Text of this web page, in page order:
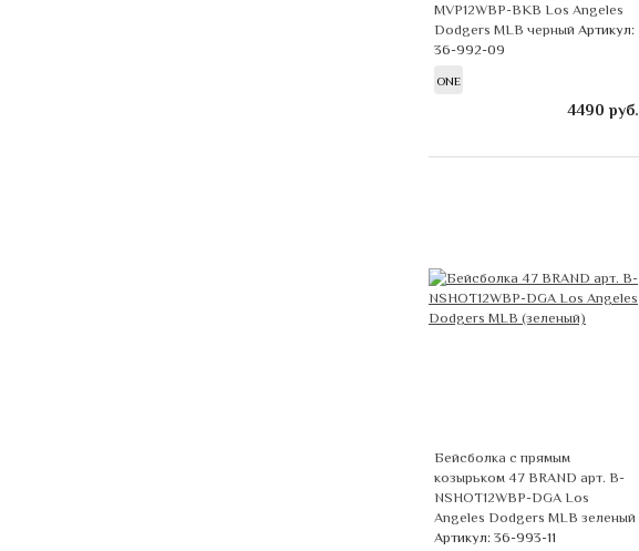
MVP12WBP-BKB Los Angeles
Dodgers MLB черный Артикул:
36-992-09
ONE
4490 руб.
Бейсболка с прямым
козырьком 47 BRAND арт. B-
NSHOT12WBP-DGA Los
Angeles Dodgers MLB зеленый
Артикул: 36-993-11